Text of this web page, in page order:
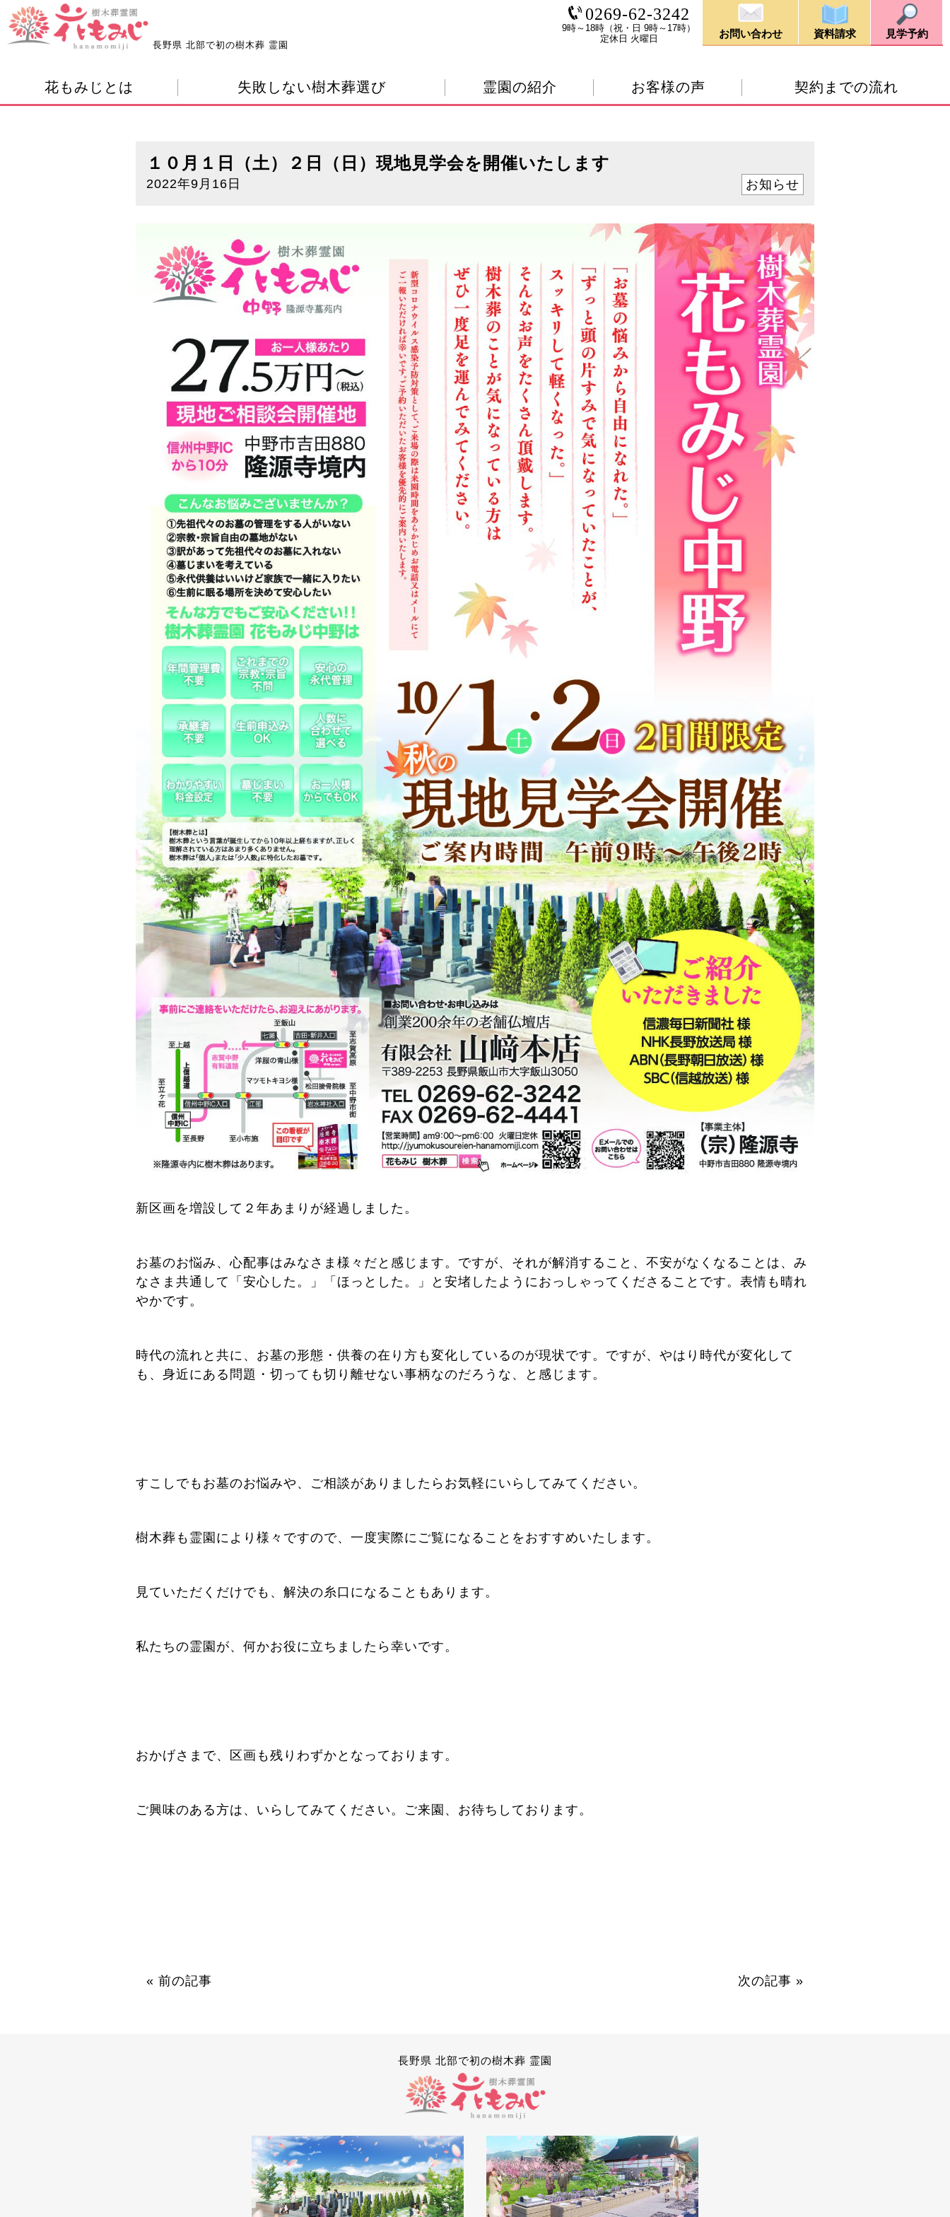
長野県 北部で初の樹木葬 霊園
0269-62-3242
9時～18時（祝・日 9時～17時）
定休日 火曜日
花もみじとは 失敗しない樹木葬選び 霊園の紹介 お客様の声 契約までの流れ
お問い合わせ 資料請求 見学予約
１０月１日（土）２日（日）現地見学会を開催いたします
2022年9月16日 お知らせ
新区画を増設して２年あまりが経過しました。
お墓のお悩み、心配事はみなさま様々だと感じます。ですが、それが解消すること、不安がなくなることは、み
なさま共通して「安心した。」「ほっとした。」と安堵したようにおっしゃってくださることです。表情も晴れ
やかです。
時代の流れと共に、お墓の形態・供養の在り方も変化しているのが現状です。ですが、やはり時代が変化して
も、身近にある問題・切っても切り離せない事柄なのだろうな、と感じます。
すこしでもお墓のお悩みや、ご相談がありましたらお気軽にいらしてみてください。
樹木葬も霊園により様々ですので、一度実際にご覧になることをおすすめいたします。
見ていただくだけでも、解決の糸口になることもあります。
私たちの霊園が、何かお役に立ちましたら幸いです。
おかげさまで、区画も残りわずかとなっております。
ご興味のある方は、いらしてみてください。ご来園、お待ちしております。
« 前の記事 次の記事 »
長野県 北部で初の樹木葬 霊園